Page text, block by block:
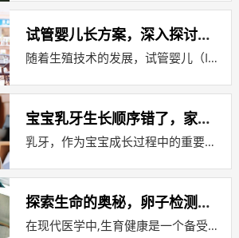
试管婴儿长方案，深入探讨其优缺点
随着生殖技术的发展，试管婴儿（IVF，体外受精）已成为许多不孕不育夫妇的希望，在试管婴儿的治疗过程中，长方案是一种常见的促排卵方...
宝宝乳牙生长顺序错了，家长应如何正确应对
乳牙，作为宝宝成长过程中的重要里程碑，不仅关系到宝宝的饮食健康，还影响着宝宝的语言发展和面部美观，大多数家长都知道，宝宝的乳牙生...
探索生命的奥秘，卵子检测的重要性与过程
在现代医学中,生育健康是一个备受关注的话题，随着科技的进步，我们对生育过程的理解越来越深入，而卵子检测作为其中的一个重要环节，对...